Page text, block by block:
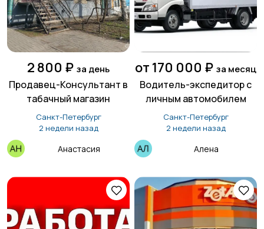
2 800 ₽ за день
Продавец-Консультант в
табачный магазин
Санкт-Петербург
2 недели назад
Анастасия
от 170 000 ₽ за месяц
Водитель-экспедитор с
личным автомобилем
Санкт-Петербург
2 недели назад
Алена